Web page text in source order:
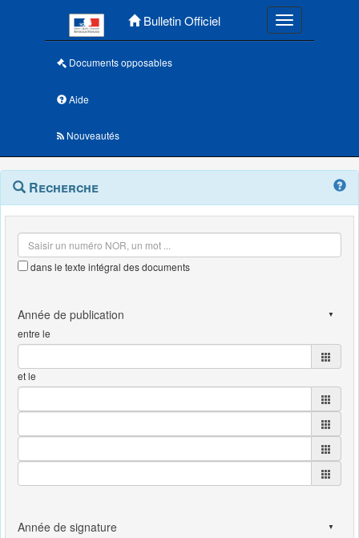
Bulletin Officiel Toggle
Documents opposables
Aide
Nouveautés
Navigation
outils
Menu
contextuel
Recherche
dans le texte intégral des documents
entre le
et le